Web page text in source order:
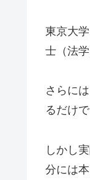
東京大
士（法学
さらに
るだけ
しかし
分には